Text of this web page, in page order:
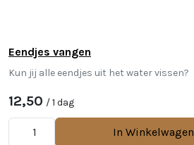
Eendjes vangen
Kun jij alle eendjes uit het water vissen?
12,50 / 1 dag
In Winkelwagen